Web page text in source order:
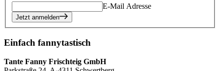
E-Mail Adresse
Jetzt anmelden
Einfach fannytastisch
Tante Fanny Frischteig GmbH